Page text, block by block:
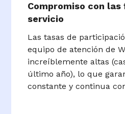
Compromiso con
servicio
Las tasas de
equipo de atención de
increíblemente altas
último año), lo que
constante y continua